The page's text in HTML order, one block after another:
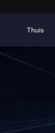
Thuis